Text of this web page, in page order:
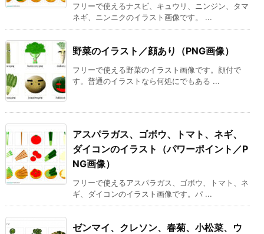
フリーで使えるナスビ、キュウリ、ニンジン、タマ
ネギ、ニンニクのイラスト画像です。 ...
野菜のイラスト／顔あり（PNG画像）
フリーで使える野菜のイラスト画像です。顔付で
す。普通のイラストなら何処にでもある ...
アスパラガス、ゴボウ、トマト、ネギ、
ダイコンのイラスト（パワーポイント／P
NG画像）
フリーで使えるアスパラガス、ゴボウ、トマト、ネ
ギ、ダイコンのイラスト画像です。パ ...
ゼンマイ、クレソン、春菊、小松菜、ウ